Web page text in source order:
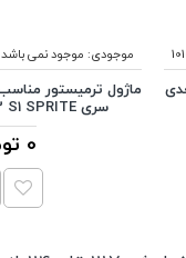
موجودی: موجود نمی باشد
ماژول ترمیستور
سری ENDER 3 S1 SPRITE دما بالا
0 تومان